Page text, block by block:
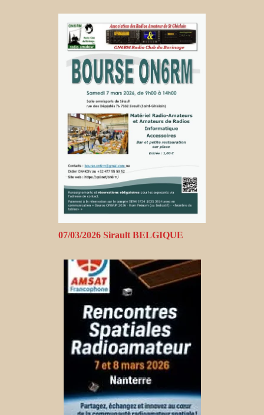
07/03/2026 Sirault BELGIQUE